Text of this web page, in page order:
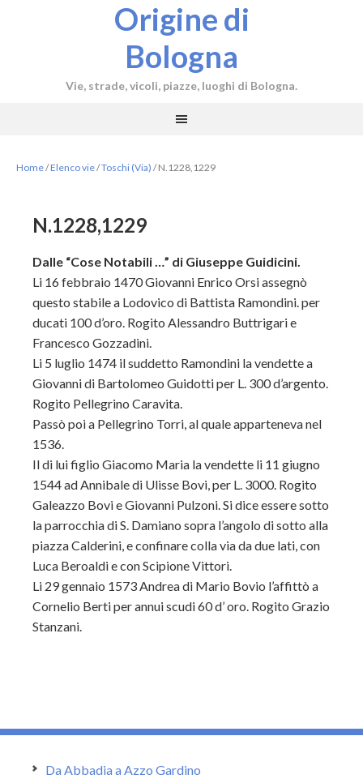
Origine di
Bologna
Vie, strade, vicoli, piazze, luoghi di Bologna.
Home/Elenco vie/Toschi (Via) /N.1228,1229
N.1228,1229
Dalle “Cose Notabili …” di Giuseppe Guidicini.
Li 16 febbraio 1470 Giovanni Enrico Orsi assegnò
questo stabile a Lodovico di Battista Ramondini. per
ducati 100 d’oro. Rogito Alessandro Buttrigari e
Francesco Gozzadini.
Li 5 luglio 1474 il suddetto Ramondini la vendette a
Giovanni di Bartolomeo Guidotti per L. 300 d’argento.
Rogito Pellegrino Caravita.
Passò poi a Pellegrino Torri, al quale apparteneva nel
1536.
Il di lui figlio Giacomo Maria la vendette li 11 giugno
1544 ad Annibale di Ulisse Bovi, per L. 3000. Rogito
Galeazzo Bovi e Giovanni Pulzoni. Si dice essere sotto
la parrocchia di S. Damiano sopra l’angolo di sotto alla
piazza Calderini, e confinare colla via da due lati, con
Luca Beroaldi e con Scipione Vittori.
Li 29 gennaio 1573 Andrea di Mario Bovio l’affittò a
Cornelio Berti per annui scudi 60 d’ oro. Rogito Grazio
Stanzani.
Da Abbadia a Azzo Gardino